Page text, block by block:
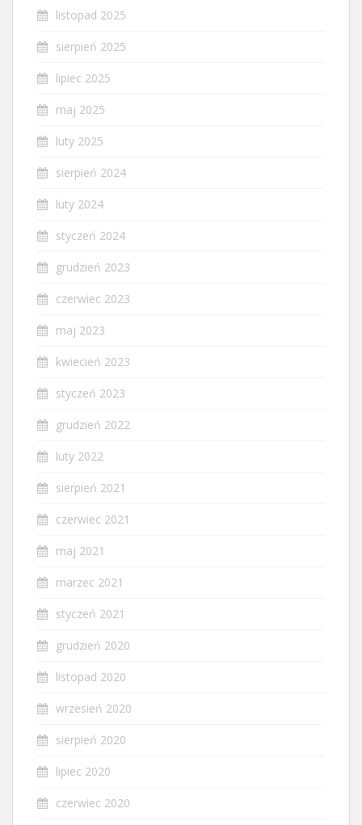
listopad 2025
sierpień 2025
lipiec 2025
maj 2025
luty 2025
sierpień 2024
luty 2024
styczeń 2024
grudzień 2023
czerwiec 2023
maj 2023
kwiecień 2023
styczeń 2023
grudzień 2022
luty 2022
sierpień 2021
czerwiec 2021
maj 2021
marzec 2021
styczeń 2021
grudzień 2020
listopad 2020
wrzesień 2020
sierpień 2020
lipiec 2020
czerwiec 2020